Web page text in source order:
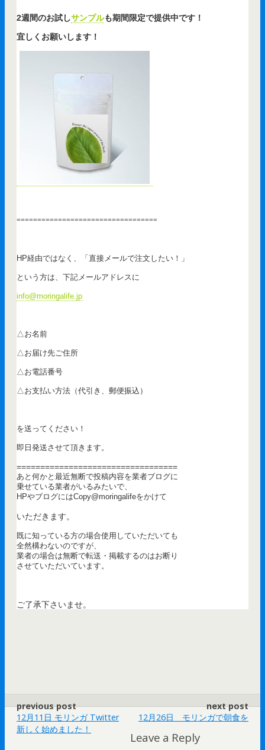
2週間のお試しサンプルも期間限定で提供中です！
宜しくお願いします！
==================================
HP経由ではなく、「直接メールで注文したい！」
という方は、下記メールアドレスに
info@moringalife.jp
△お名前
△お届け先ご住所
△お電話番号
△お支払い方法（代引き、郵便振込）
を送ってください！
即日発送させて頂きます。
==================================
あと何かと最近無断で投稿内容を業者ブログに
乗せている業者がいるみたいで、
HPやブログにはCopy@moringalifeをかけて
いただきます。
既に知っている方の場合使用していただいても
全然構わないのですが、
業者の場合は無断で転送・掲載するのはお断り
させていただいています。
ご了承下さいませ。
previous post
12月11日 モリンガ Twitter
新しく始めました！
next post
12月26日 モリンガで朝食を
Leave a Reply